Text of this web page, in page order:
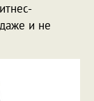
и не